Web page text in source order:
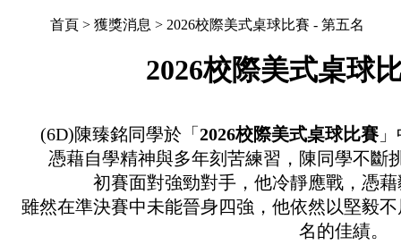
首頁> 獲獎消息 > 2026校際美式桌球比賽 - 第五名
2026校際美式桌球
(6D)陳臻銘同學於「2026校際美式桌球比賽
憑藉自學精神與多年刻苦練習，陳同學不斷
初賽面對強勁對手，他冷靜應戰，憑
雖然在準決賽中未能晉身四強，他依然以堅毅
名的佳績。